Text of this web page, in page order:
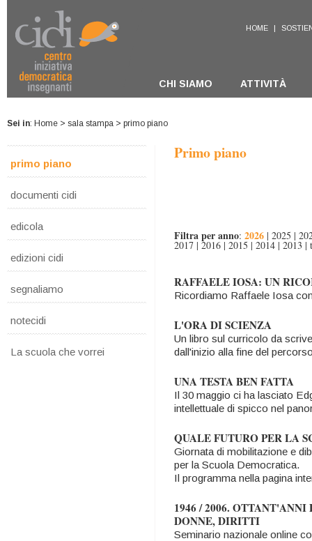
HOME |
CHI SIAMO ATTIVITÀ
Sei in: Home > sala stampa > primo piano
primo piano
documenti cidi
edicola
edizioni cidi
segnaliamo
notecidi
La scuola che vorrei
Primo piano
Filtra per anno: 2026 | 2025 |
2017 | 2016 | 2015 | 2014 | 2013 |
RAFFAELE IOSA: UN
Ricordiamo Raffaele Iosa
L'ORA DI SCIENZA
Un libro sul curricolo da
dall'inizio alla fine del
UNA TESTA BEN FATTA
Il 30 maggio ci ha lasciato
intellettuale di spicco nel
QUALE FUTURO PER LA
Giornata di mobilitazione e
per la Scuola Democratica.
Il programma nella pagina
1946 / 2006.
DONNE, DIRITTI
Seminario nazionale online